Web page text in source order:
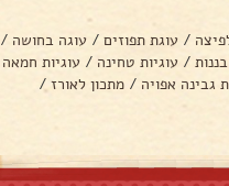
/ עוגת תפוזים / עוגה בחושה /
/ עוגיות טחינה / עוגיות חמאה
גבינה אפויה / מתכון לאורז /